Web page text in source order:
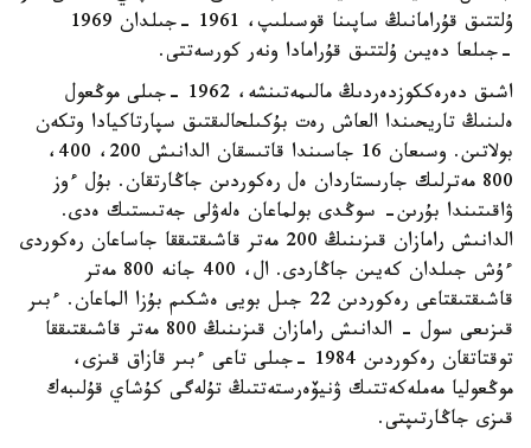
ۇلتتىق قۇرامانىڭ ساپىنا قوسىلىپ، 1961 -جىلدان 1969
-جىلعا دەيىن ۇلتتىق قۇرامادا ونەر كورسەتتى.
اشىق دەرەككوزدەردىڭ مالىمەتىنشە، 1962 -جىلى موڭعول
ەلىنىڭ تاريحىندا العاش رەت بۇكىلحالىقتىق سپارتاكيادا وتكەن
بولاتىن. وسىعان 16 جاسىندا قاتىسقان الدانىش 200، 400،
800 مەترلىك جارىستاردان ەل رەكوردىن جاڭارتقان. بۇل ءوز
ۋاقىتىندا بۇرىن- سوڭدى بولماعان ەلەۋلى جەتىستىك ەدى.
الدانىش رامازان قىزىنىڭ 200 مەتر قاشىقتىققا جاساعان رەكوردى
ءۇش جىلدان كەيىن جاڭاردى. ال، 400 جانە 800 مەتر
قاشىقتىقتاعى رەكوردىن 22 جىل بويى ەشكىم بۇزا الماعان. ءبىر
قىزىعى سول - الدانىش رامازان قىزىنىڭ 800 مەتر قاشىقتىققا
توقتاتقان رەكوردىن 1984 -جىلى تاعى ءبىر قازاق قىزى،
موڭعوليا مەملەكەتتىك ۋنيۆەرستەتتىڭ تۇلەگى كۇشاي قۇلىبەك
قىزى جاڭارتىپتى.